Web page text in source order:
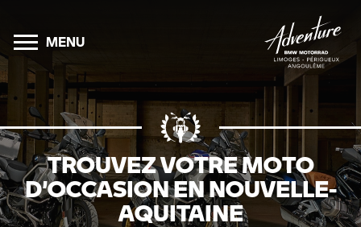
MENU
TROUVEZ VOTRE MOTO
D’OCCASION EN NOUVELLE-
AQUITAINE